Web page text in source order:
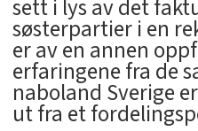
sett i lys av det
søsterpartier i en
er av en annen
erfaringene fra de
naboland Sverige
ut fra et